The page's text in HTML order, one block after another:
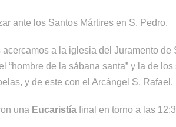
ante los Santos Mártires en S. Pedro.
acercamos a la iglesia del Juramento de
“hombre de la sábana santa” y la de
y de este con el Arcángel S. Rafael.
una Eucaristía final en torno a las